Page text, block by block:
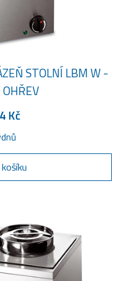
STOLNÍ LBM W -
Kč